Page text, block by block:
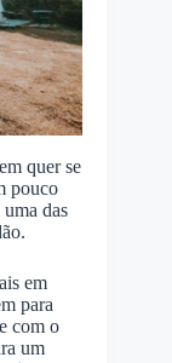
quer se
pouco
das
em
para
com o
um